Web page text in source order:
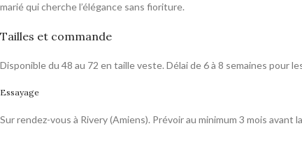
marié qui cherche l’élégance sans fioriture.
Tailles et commande
Disponible du 48 au 72 en taille veste. Délai de 6 à 8 semaines pour
Essayage
Sur rendez-vous à Rivery (Amiens). Prévoir au minimum 3 mois avant